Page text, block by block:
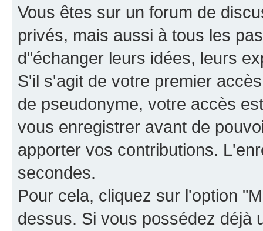
Vous êtes sur un forum de
privés, mais aussi à tous les
d"échanger leurs idées, leurs
S'il s'agit de votre premier
de pseudonyme, votre accès
vous enregistrer avant de
apporter vos contributions.
secondes.
Pour cela, cliquez sur l'option
dessus. Si vous possédez déjà